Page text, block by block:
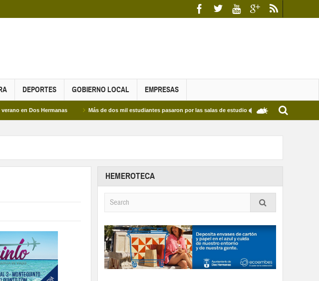
DEPORTES GOBIERNO LOCAL EMPRESAS
Dos Hermanas Más de dos mil estudiantes pasaron por las salas de estudio de las Bibliotecas Municipales y del
HEMEROTECA